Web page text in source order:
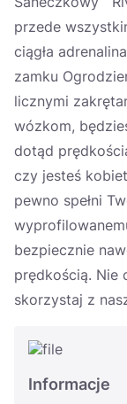
przede
ciągła
zamku
licznymi
wózkom,
dotąd
czy jesteś
pewno spełni
bezpiecznie
prędkością. Nie
skorzystaj z
Informacje